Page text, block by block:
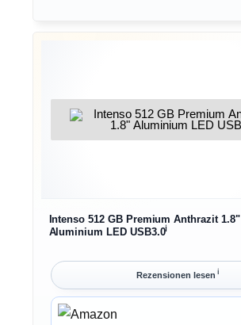
Intenso 512 GB Premium Anthrazit 1.8"
Aluminium LED USB3.0ℹ︎
Rezensionen lesen ℹ︎